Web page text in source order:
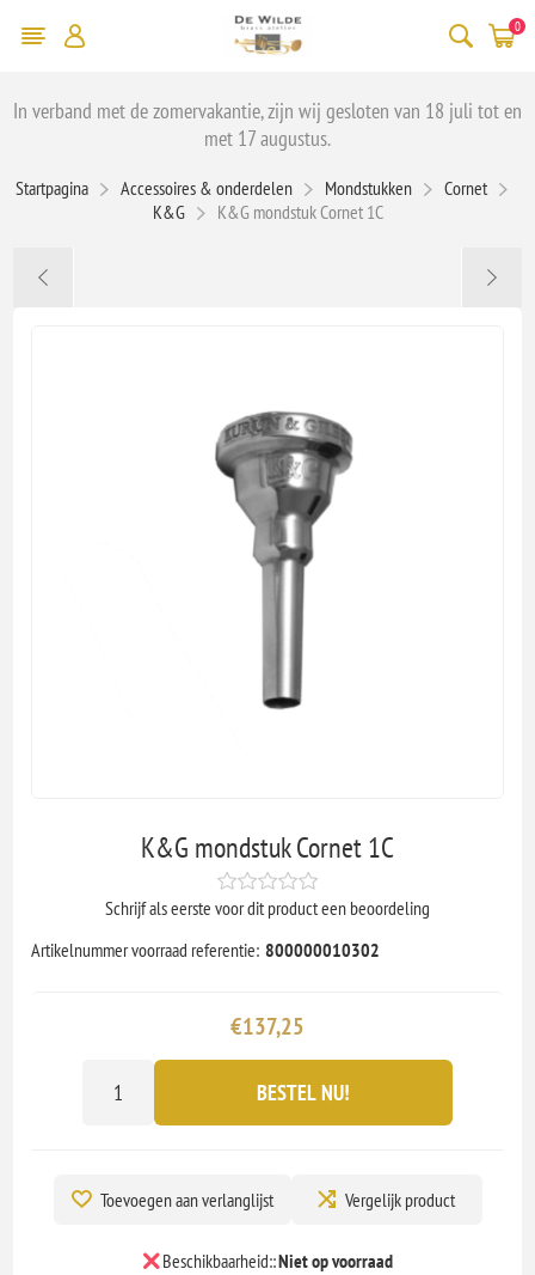
0
In verband met de zomervakantie, zijn wij gesloten van 18 juli tot en
met 17 augustus.
Startpagina Accessoires & onderdelen Mondstukken
Cornet
K&G
K&G mondstuk Cornet 1C
K&G mondstuk Cornet 1C
Schrijf als eerste voor dit product een beoordeling
Artikelnummer voorraad referentie: 800000010302
€137,25
BESTEL NU!
Toevoegen aan verlanglijst Vergelijk product
Beschikbaarheid::Niet op voorraad